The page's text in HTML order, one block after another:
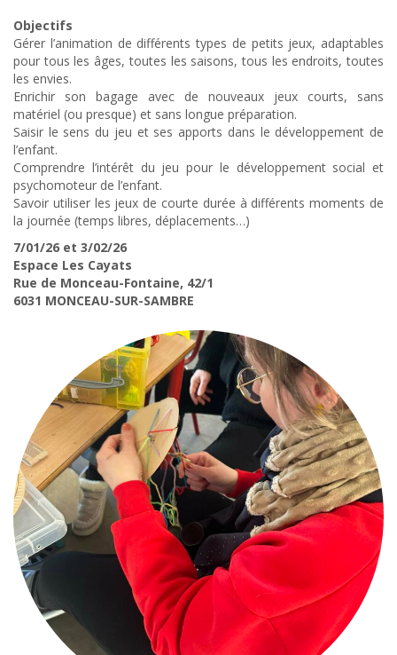
Objectifs
Gérer l’animation de différents types de petits jeux, adaptables
pour tous les âges, toutes les saisons, tous les endroits, toutes
les envies.
Enrichir son bagage avec de nouveaux jeux courts, sans
matériel (ou presque) et sans longue préparation.
Saisir le sens du jeu et ses apports dans le développement de
l’enfant.
Comprendre l’intérêt du jeu pour le développement social et
psychomoteur de l’enfant.
Savoir utiliser les jeux de courte durée à différents moments de
la journée (temps libres, déplacements…)
7/01/26 et 3/02/26
Espace Les Cayats
Rue de Monceau-Fontaine, 42/1
6031 MONCEAU-SUR-SAMBRE